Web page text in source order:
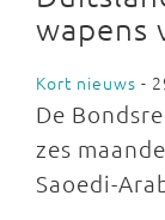
wapens
Kort nieuws -
De
zes
Saoedi-